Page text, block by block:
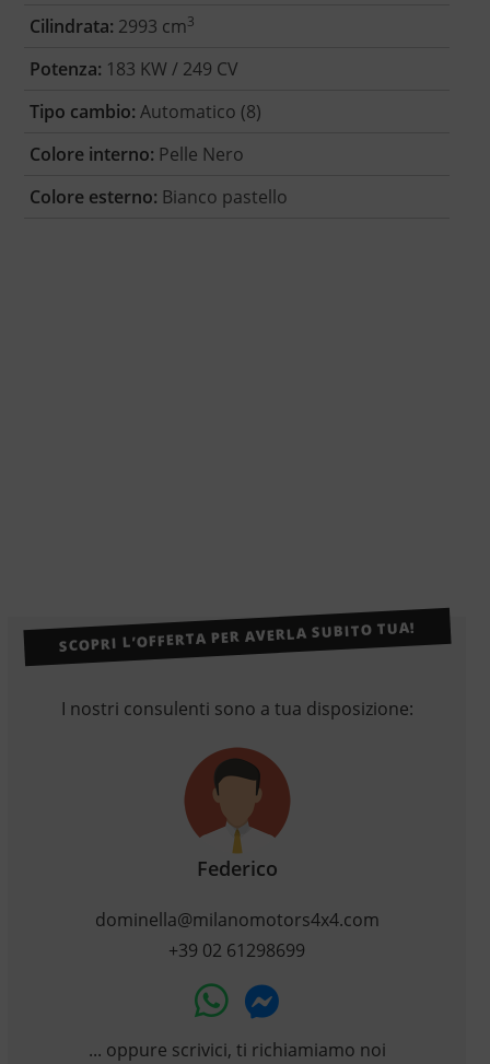
Cilindrata: 2993 cm3
Potenza: 183 KW / 249 CV
Tipo cambio: Automatico (8)
Colore interno: Pelle Nero
Colore esterno: Bianco pastello
SCOPRI L’OFFERTA PER AVERLA SUBITO TUA!
I nostri consulenti sono a tua disposizione:
Federico
dominella@milanomotors4x4.com
+39 02 61298699
... oppure scrivici, ti richiamiamo noi